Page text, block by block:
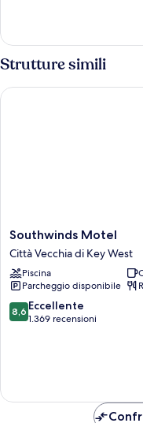
Strutture simili
Southwinds
Motel
Città
Vecchia
di
Key
West
Southwinds Motel
Città Vecchia di Key West
Piscina
Parcheggio disponibile
8.6
su
8,6 Eccellente
1.369 recensioni
Southwinds Motel